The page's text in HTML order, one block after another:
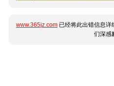
www.365jz.com 已经将此出错信息详
们深感